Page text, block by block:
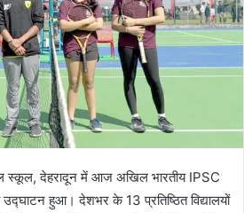
स्कूल, देहरादून में आज अखिल भारतीय IPSC
उद्घाटन हुआ। देशभर के 13 प्रतिष्ठित विद्यालयों